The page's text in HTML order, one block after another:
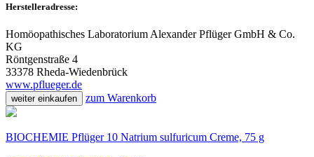
Herstelleradresse:
Homöopathisches Laboratorium Alexander Pflüger GmbH & Co.
KG
Röntgenstraße 4
33378 Rheda-Wiedenbrück
www.pflueger.de
weiter einkaufen zum Warenkorb
BIOCHEMIE Pflüger 10 Natrium sulfuricum Creme, 75 g